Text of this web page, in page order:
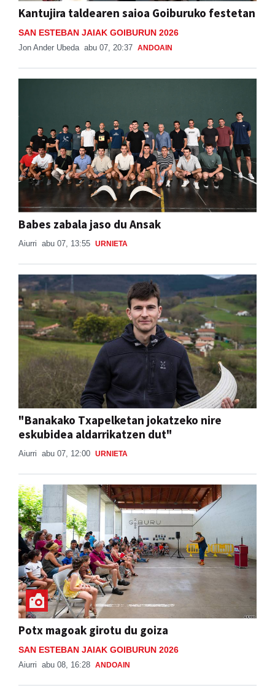
Kantujira taldearen saioa Goiburuko festetan
SAN ESTEBAN JAIAK GOIBURUN 2026
Jon Ander Ubeda abu 07, 20:37 ANDOAIN
Babes zabala jaso du Ansak
Aiurri abu 07, 13:55 URNIETA
"Banakako Txapelketan jokatzeko nire
eskubidea aldarrikatzen dut"
Aiurri abu 07, 12:00 URNIETA
Potx magoak girotu du goiza
SAN ESTEBAN JAIAK GOIBURUN 2026
Aiurri abu 08, 16:28 ANDOAIN